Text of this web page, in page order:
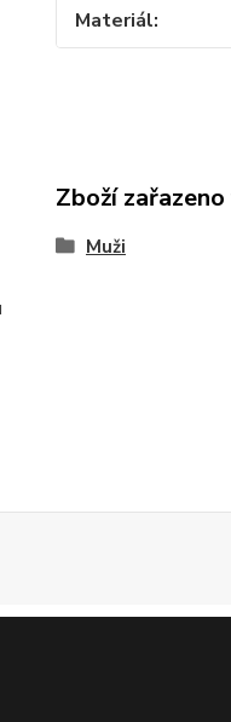
Materiál
Zboží
Muži